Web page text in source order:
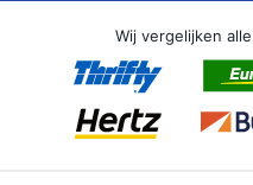
Wij vergelijken